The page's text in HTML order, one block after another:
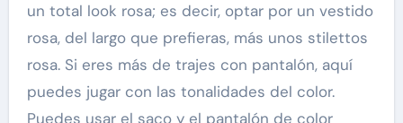
un total look rosa; es decir, optar por un vestido
rosa, del largo que prefieras, más unos stilettos
rosa. Si eres más de trajes con pantalón, aquí
puedes jugar con las tonalidades del color.
Puedes usar el saco y el pantalón de color